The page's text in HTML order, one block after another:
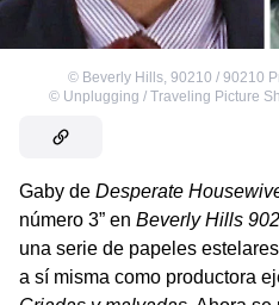
© Beverly Hills, 90210 / 90210
© Unplugging / Traveling Picture
Gaby de Desperate
número 3” en Beverly Hills
una serie de papeles
a sí misma como productora